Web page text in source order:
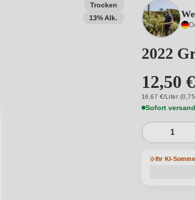
Trocken
13% Alk.
2022
12,50 €
16,67 €/Liter
Sofort
1
Ihr KI-
Beschreiben Sie, welchen Wein Sie suchen – ob nach
Rebsorte, Region, Winzer oder anderen